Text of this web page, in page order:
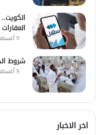
9 أغسطس، 2026
شروط
9 أغسطس، 2026
اخر الاخبار